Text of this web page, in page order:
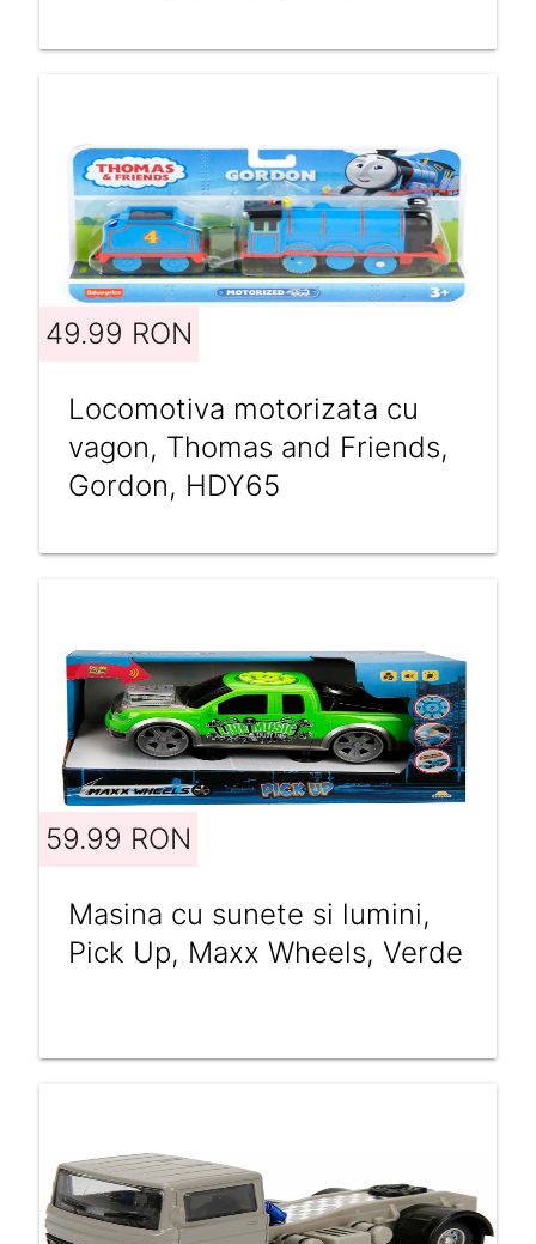
49.99 RON
Locomotiva motorizata cu
vagon, Thomas and Friends,
Gordon, HDY65
59.99 RON
Masina cu sunete si lumini,
Pick Up, Maxx Wheels, Verde